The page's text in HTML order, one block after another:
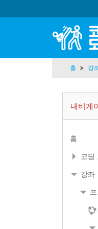
홈 강
내비게
홈
코딩
강좌